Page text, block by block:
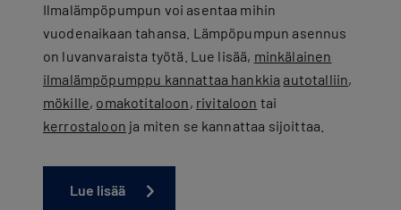
Ilmalämpöpumpun voi asentaa mihin
vuodenaikaan tahansa. Lämpöpumpun asennus
on luvanvaraista työtä. Lue lisää, minkälainen
ilmalämpöpumppu kannattaa hankkia autotalliin,
mökille, omakotitaloon, rivitaloon tai
kerrostaloon ja miten se kannattaa sijoittaa.
Lue lisää